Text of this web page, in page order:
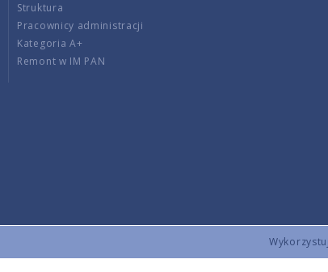
Struktura
Pracownicy administracji
Kategoria A+
Remont w IM PAN